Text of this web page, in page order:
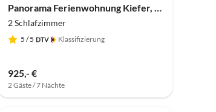
Panorama Ferienwohnung Kiefer, 5 Sterne, Sauna
2 Schlafzimmer
5 / 5 Klassifizierung
925,- €
2 Gäste / 7 Nächte
Top-Inserat
4.3 (1)